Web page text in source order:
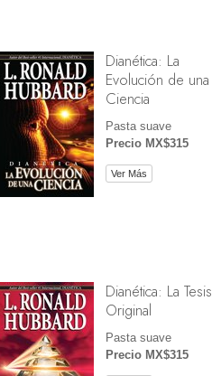
Dianética: La
Evolución de una
Ciencia
Pasta suave
Precio MX$315
Ver Más
Dianética: La Tesis
Original
Pasta suave
Precio MX$315